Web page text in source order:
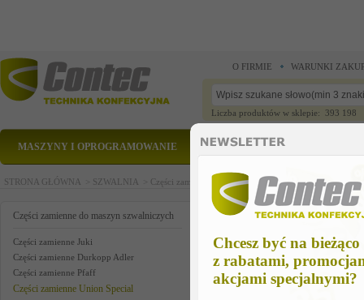
Chcesz być na bieżąco
z rabatami,
akcjami specjalnymi?
O FIRMIE WARUNKI
Liczba produktów w sklepie: 393 198
MASZYNY I OPROGRAMOWANIE CZĘŚCI ZAMIENNE
STRONA GŁÓWNA > SZWALNIA > Części zamienne do maszyn szwalniczych >Części
Części zamienne do maszyn szwalniczych
Części zamienne Juki
Części zamienne Durkopp Adler
Części zamienne Pfaff
Części zamienne Union Special
needle bar conn us